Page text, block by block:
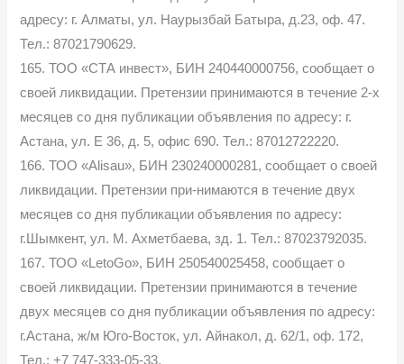
адресу: г. Алматы, ул. Наурызбай Батыра, д.23, оф. 47.
Тел.: 87021790629.
165. ТОО «СТА инвест», БИН 240440000756, сообщает о
своей ликвидации. Претензии принимаются в течение 2-х
месяцев со дня публикации объявления по адресу: г.
Астана, ул. Е 36, д. 5, офис 690. Тел.: 87012722220.
166. ТОО «Alisau», БИН 230240000281, сообщает о своей
ликвидации. Претензии при-нимаются в течение двух
месяцев со дня публикации объявления по адресу:
г.Шымкент, ул. М. Ахметбаева, зд. 1. Тел.: 87023792035.
167. ТОО «LetoGo», БИН 250540025458, сообщает о
своей ликвидации. Претензии принимаются в течение
двух месяцев со дня публикации объявления по адресу:
г.Астана, ж/м Юго-Восток, ул. Айнакол, д. 62/1, оф. 172,
Тел.: +7 747-333-05-33.